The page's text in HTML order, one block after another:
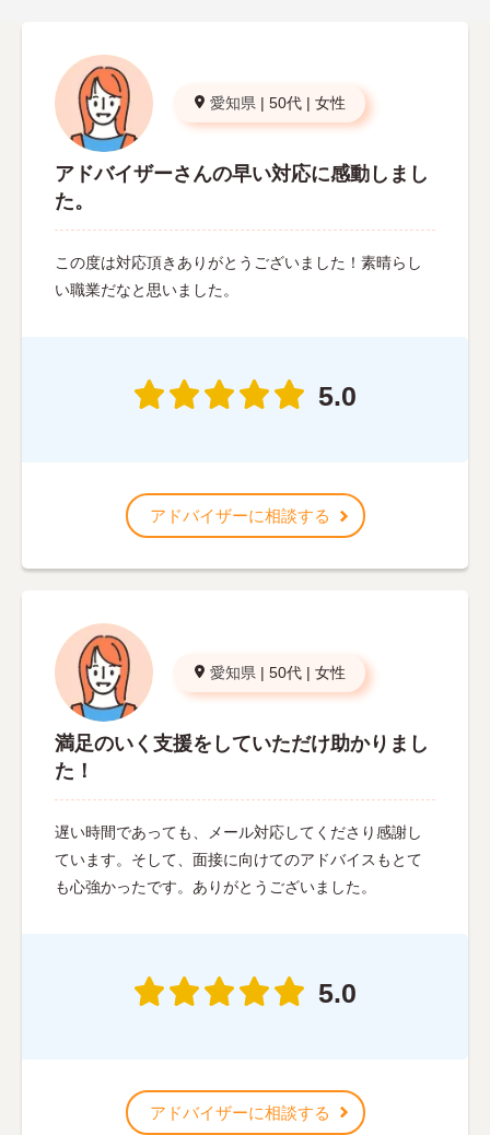
愛知県 | 50代 | 女性
アドバイザーさんの早い対応に感動しまし
た。
この度は対応頂きありがとうございました！素晴らし
い職業だなと思いました。
5.0
アドバイザーに相談する
愛知県 | 50代 | 女性
満足のいく支援をしていただけ助かりまし
た！
遅い時間であっても、メール対応してくださり感謝し
ています。そして、面接に向けてのアドバイスもとて
も心強かったです。ありがとうございました。
5.0
アドバイザーに相談する